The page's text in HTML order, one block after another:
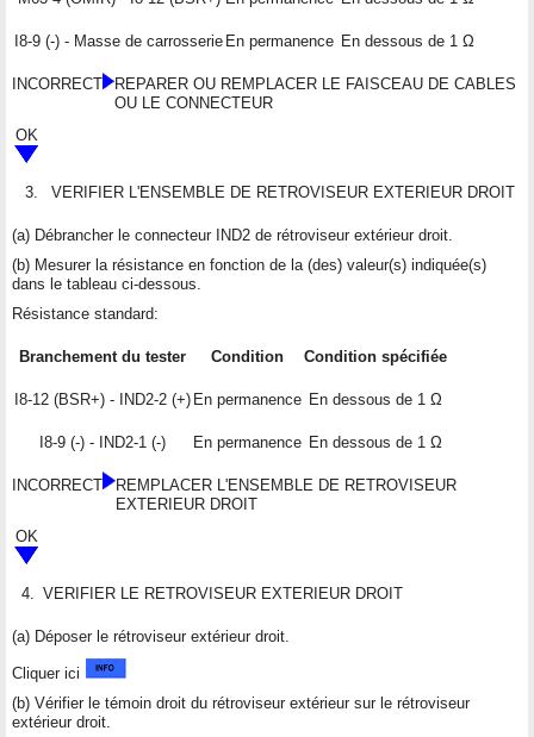
I8-9 (-) - Masse de carrosserie En permanence En dessous de 1 Ω
INCORRECT
REPARER OU REMPLACER LE FAISCEAU DE CABLES
OU LE CONNECTEUR
OK
3. VERIFIER L'ENSEMBLE DE RETROVISEUR EXTERIEUR DROIT
(a) Débrancher le connecteur IND2 de rétroviseur extérieur droit.
(b) Mesurer la résistance en fonction de la (des) valeur(s) indiquée(s)
dans le tableau ci-dessous.
Résistance standard:
Branchement du tester Condition Condition spécifiée
I8-12 (BSR+) - IND2-2 (+) En permanence En dessous de 1 Ω
I8-9 (-) - IND2-1 (-) En permanence En dessous de 1 Ω
INCORRECT
REMPLACER L'ENSEMBLE DE RETROVISEUR
EXTERIEUR DROIT
OK
4. VERIFIER LE RETROVISEUR EXTERIEUR DROIT
(a) Déposer le rétroviseur extérieur droit.
Cliquer ici
(b) Vérifier le témoin droit du rétroviseur extérieur sur le rétroviseur
extérieur droit.